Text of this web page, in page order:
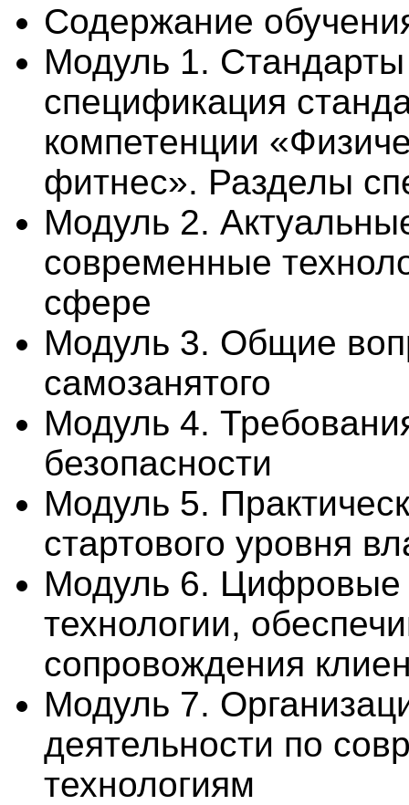
Содержание
Модуль 1.
спецификация
компетенции
фитнес». Разделы
Модуль 2.
современные
сфере
Модуль 3. Общие
самозанятого
Модуль 4.
безопасности
Модуль 5.
стартового уровня
Модуль 6. Цифровые
технологии,
сопровождения
Модуль 7.
деятельности по
технологиям